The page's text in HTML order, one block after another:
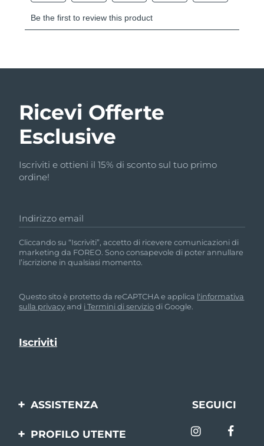
Ricevi Offerte
Esclusive
Iscriviti e ottieni il 15% di sconto sul tuo primo
ordine!
Indirizzo email
Cliccando su “Iscriviti”, accetto di ricevere comunicazioni di
marketing da FOREO. Sono consapevole di poter annullare
l’iscrizione in qualsiasi momento.
Questo sito è protetto da reCAPTCHA e applica l'informativa
sulla privacyand i Termini di serviziodi Google.
ASSISTENZA
Contattaci
SEGUICI
PROFILO UTENTE